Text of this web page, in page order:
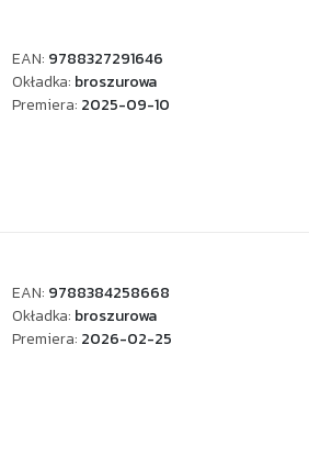
EAN: 9788327291646
Okładka: broszurowa
Premiera: 2025-09-10
EAN: 9788384258668
Okładka: broszurowa
Premiera: 2026-02-25